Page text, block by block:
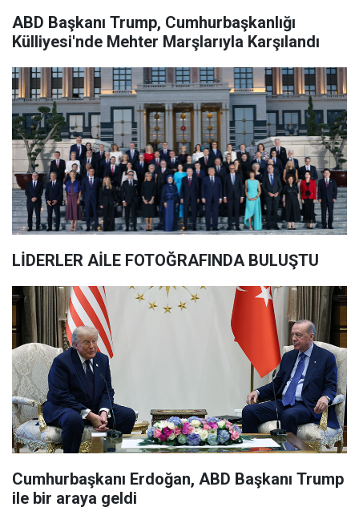
ABD Başkanı Trump, Cumhurbaşkanlığı
Külliyesi'nde Mehter Marşlarıyla Karşılandı
LİDERLER AİLE FOTOĞRAFINDA BULUŞTU
Cumhurbaşkanı Erdoğan, ABD Başkanı Trump
ile bir araya geldi